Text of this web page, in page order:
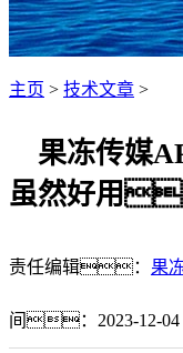
主页 > 技术文章 >
果冻传媒
虽然好用
责任编辑： 果
间：2023-12-04